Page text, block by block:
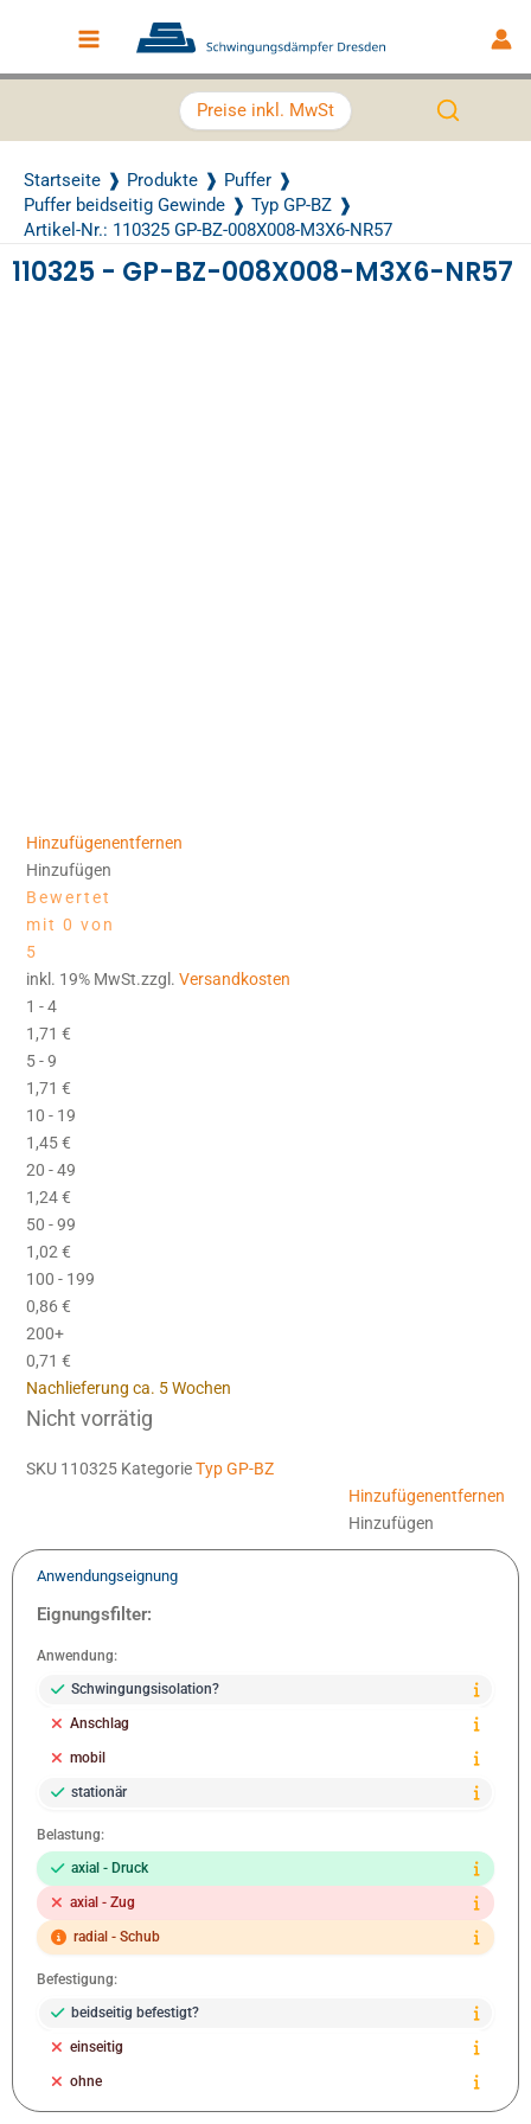
Main Menu
Preise inkl. MwSt
Startseite Produkte
Puffer
Puffer beidseitig Gewinde
Typ GP-BZ
Artikel-Nr.: 110325 GP-BZ-008X008-M3X6-NR57
110325 - GP-BZ-008X008-M3X6-NR57
Hinzufügenentfernen
Hinzufügen
Bewertet
mit 0 von
5
Hinzufügenentfernen
Hinzufügen
inkl. 19% MwSt.zzgl.Versandkosten
1 - 4
1,71€
5 - 9
1,71€
10 - 19
1,45€
20 - 49
1,24€
50 - 99
1,02€
100 - 199
0,86€
200+
0,71€
Nachlieferung ca. 5 Wochen
Nicht vorrätig
SKU 110325 Kategorie Typ GP-BZ
Anwendungseignung
Eignungsfilter:
Anwendung:
Schwingungsisolation?
Anschlag
mobil
stationär
Belastung:
axial - Druck
axial - Zug
radial - Schub
Befestigung:
beidseitig befestigt?
einseitig
ohne